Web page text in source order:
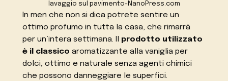
lavaggio sul pavimento-NanoPress.com
In men che non si dica potrete sentire un
ottimo profumo in tutta la casa, che rimarrà
per un’intera settimana. Il prodotto utilizzato
è il classico aromatizzante alla vaniglia per
dolci, ottimo e naturale senza agenti chimici
che possono danneggiare le superfici.